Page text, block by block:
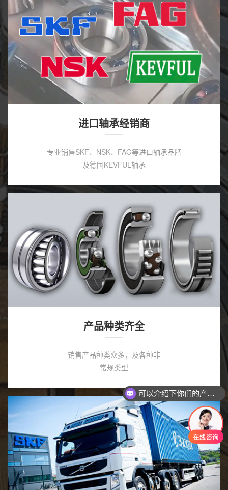
进口轴承经销商
专业销售SKF、NSK、FAG等进口轴承品牌
及德国KEVFUL轴承
产品种类齐全
销售产品种类众多，及各种非
常规类型
可以介绍下你们的产品么